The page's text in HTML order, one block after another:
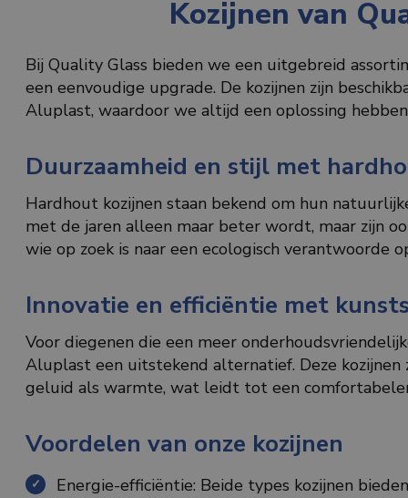
Kozijnen van
Bij Quality Glass bieden we een uitgebreid
een eenvoudige upgrade. De kozijnen zijn
Aluplast, waardoor we altijd een oplossing
Duurzaamheid en stijl met
Hardhout kozijnen staan bekend om hun
met de jaren alleen maar beter wordt, maar zijn
wie op zoek is naar een ecologisch verantwoorde
Innovatie en efficiëntie met
Voor diegenen die een meer
Aluplast een uitstekend alternatief. Deze
geluid als warmte, wat leidt tot een
Voordelen van onze kozijnen
Energie-efficiëntie: Beide types kozijnen